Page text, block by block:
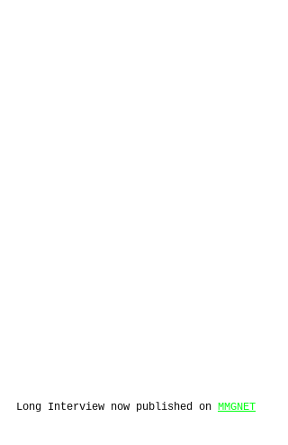
Long Interview now published on MMGNET